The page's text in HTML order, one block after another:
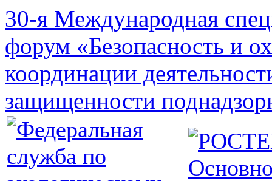
30-я Международная
форум «Безопасность и
координации
защищенности